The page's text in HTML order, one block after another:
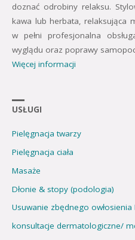
doznać odrobiny relaksu.
kawa lub herbata, relaksująca
w pełni profesjonalna
wyglądu oraz poprawy
Więcej informacji
USŁUGI
Pielęgnacja twarzy
Pielęgnacja ciała
Masaże
Dłonie & stopy (podologia)
Usuwanie zbędnego owłosienia
konsultacje dermatologiczne/